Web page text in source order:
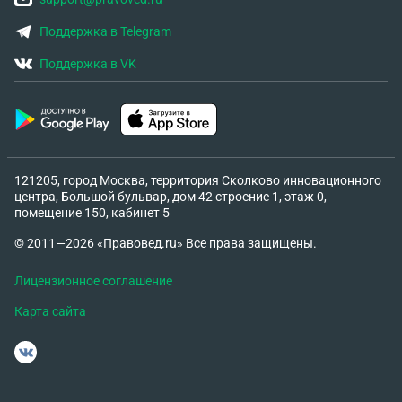
Поддержка в Telegram
Поддержка в VK
121205, город Москва, территория Сколково инновационного
центра, Большой бульвар, дом 42 строение 1, этаж 0,
помещение 150, кабинет 5
© 2011—2026 «Правовед.ru» Все права защищены.
Лицензионное соглашение
Карта сайта